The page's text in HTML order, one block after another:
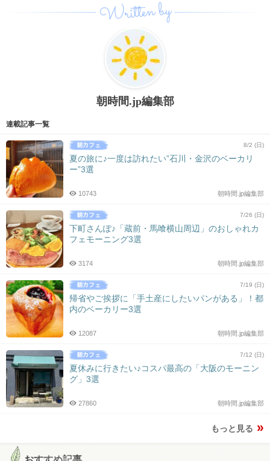
Written by
朝時間.jp編集部
連載記事一覧
8/2 (日)
夏の旅に♪一度は訪れたい”石川・金沢のベーカリ
ー”3選
朝時間.jp編集部
10743
7/26 (日)
下町さんぽ♪「蔵前・馬喰横山周辺」のおしゃれカ
フェモーニング3選
朝時間.jp編集部
3174
7/19 (日)
帰省やご挨拶に「手土産にしたいパンがある」！都
内のベーカリー3選
朝時間.jp編集部
12087
7/12 (日)
夏休みに行きたい♪コスパ最高の「大阪のモーニン
グ」3選
朝時間.jp編集部
27860
もっと見る